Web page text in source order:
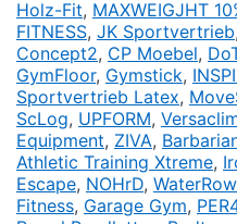
Holz-Fit, MAXWEIGJHT
FITNESS, JK Sportvertrieb,
Concept2, CP Moebel,
GymFloor, Gymstick,
Sportvertrieb Latex,
ScLog, UPFORM,
Equipment, ZIVA,
Athletic Training Xtreme,
Escape, NOHrD,
Fitness, Garage Gym,